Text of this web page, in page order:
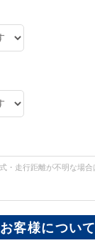
お客様について